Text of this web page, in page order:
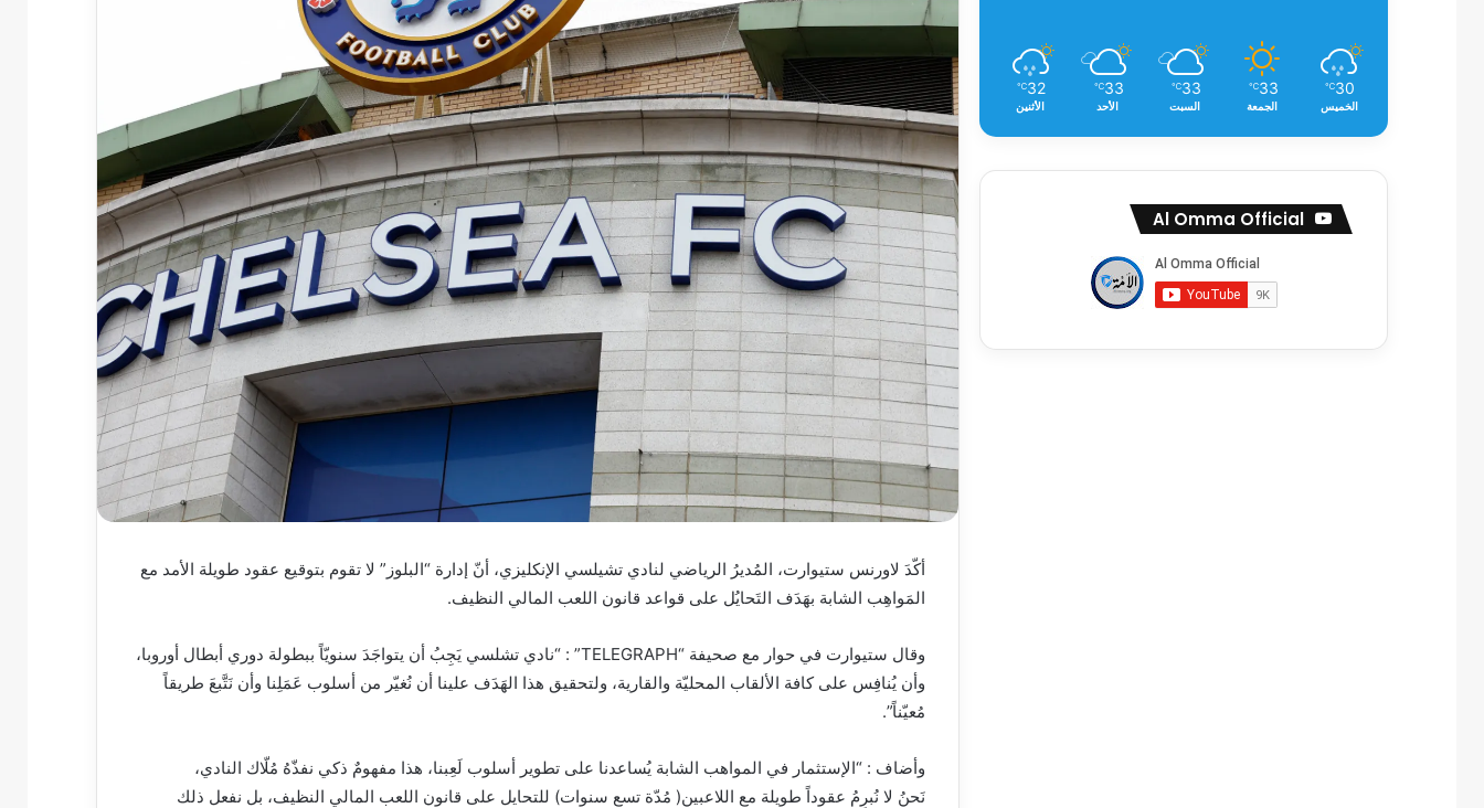
أكّدَ لاورنس ستيوارت، المُديرُ الرياضي لنادي تشيلسي الإنكليزي، أنّ إدارة “البلوز” لا تقوم بتوقيع عقود طويلة الأمد مع
المَواهِب الشابة بهَدَف التَحايُل على قواعد قانون اللعب المالي النظيف.
وقال ستيوارت في حوار مع صحيفة “TELEGRAPH” : “نادي تشلسي يَجِبُ أن يتواجَدَ سنويّاً ببطولة دوري أبطال أوروبا،
وأن يُنافِس على كافة الألقاب المحليّة والقارية، ولتحقيق هذا الهَدَف علينا أن نُغيّر من أسلوب عَمَلِنا وأن نَتَّبعَ طريقاً
مُعيّناً”.
وأضاف : “الإستثمار في المواهب الشابة يُساعدنا على تطوير أسلوب لَعِبنا، هذا مفهومٌ ذكي نفذّهُ مُلّاك النادي،
نَحنُ لا نُبرِمُ عقوداً طويلة مع اللاعبين( مُدّة تسع سنوات) للتحايل على قانون اللعب المالي النظيف، بل نفعل ذلك
30
℃
الخميس
33
℃
الجمعة
33
℃
السبت
33
℃
الأحد
32
℃
الأثنين
Al Omma Official